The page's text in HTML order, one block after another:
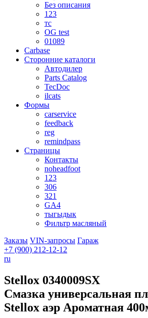
Без описания
123
тс
OG test
01089
Carbase
Сторонние каталоги
Автодилер
Parts Catalog
TecDoc
ilcats
Формы
carservice
feedback
reg
remindpass
Страницы
Контакты
noheadfoot
123
306
321
GA4
тыгыдык
Фильтр масляный
Заказы VIN-запросы Гараж
+7 (900) 212-12-12
ru
Stellox 0340009SX
Смазка универсальная
Stellox аэр Ароматная